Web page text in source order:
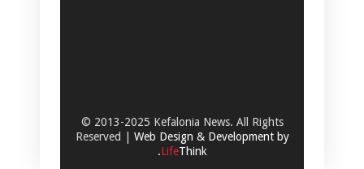
© 2013-2025 Kefalonia News. All Rights
Reserved | Web Design & Development by
.LifeThink